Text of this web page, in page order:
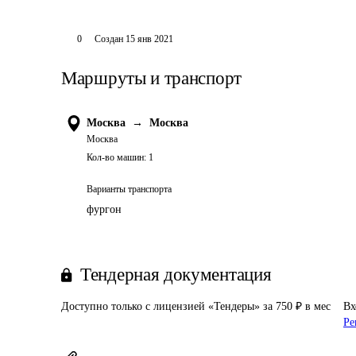
0 Создан 15 янв 2021
Маршруты и транспорт
Москва →
Москва
Москва
Кол-во машин: 1
Варианты транспорта
фургон
Тендерная документация
Доступно только с лицензией «Тендеры» за 750 ₽ в мес